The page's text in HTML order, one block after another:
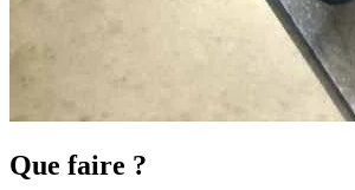
Que faire ?